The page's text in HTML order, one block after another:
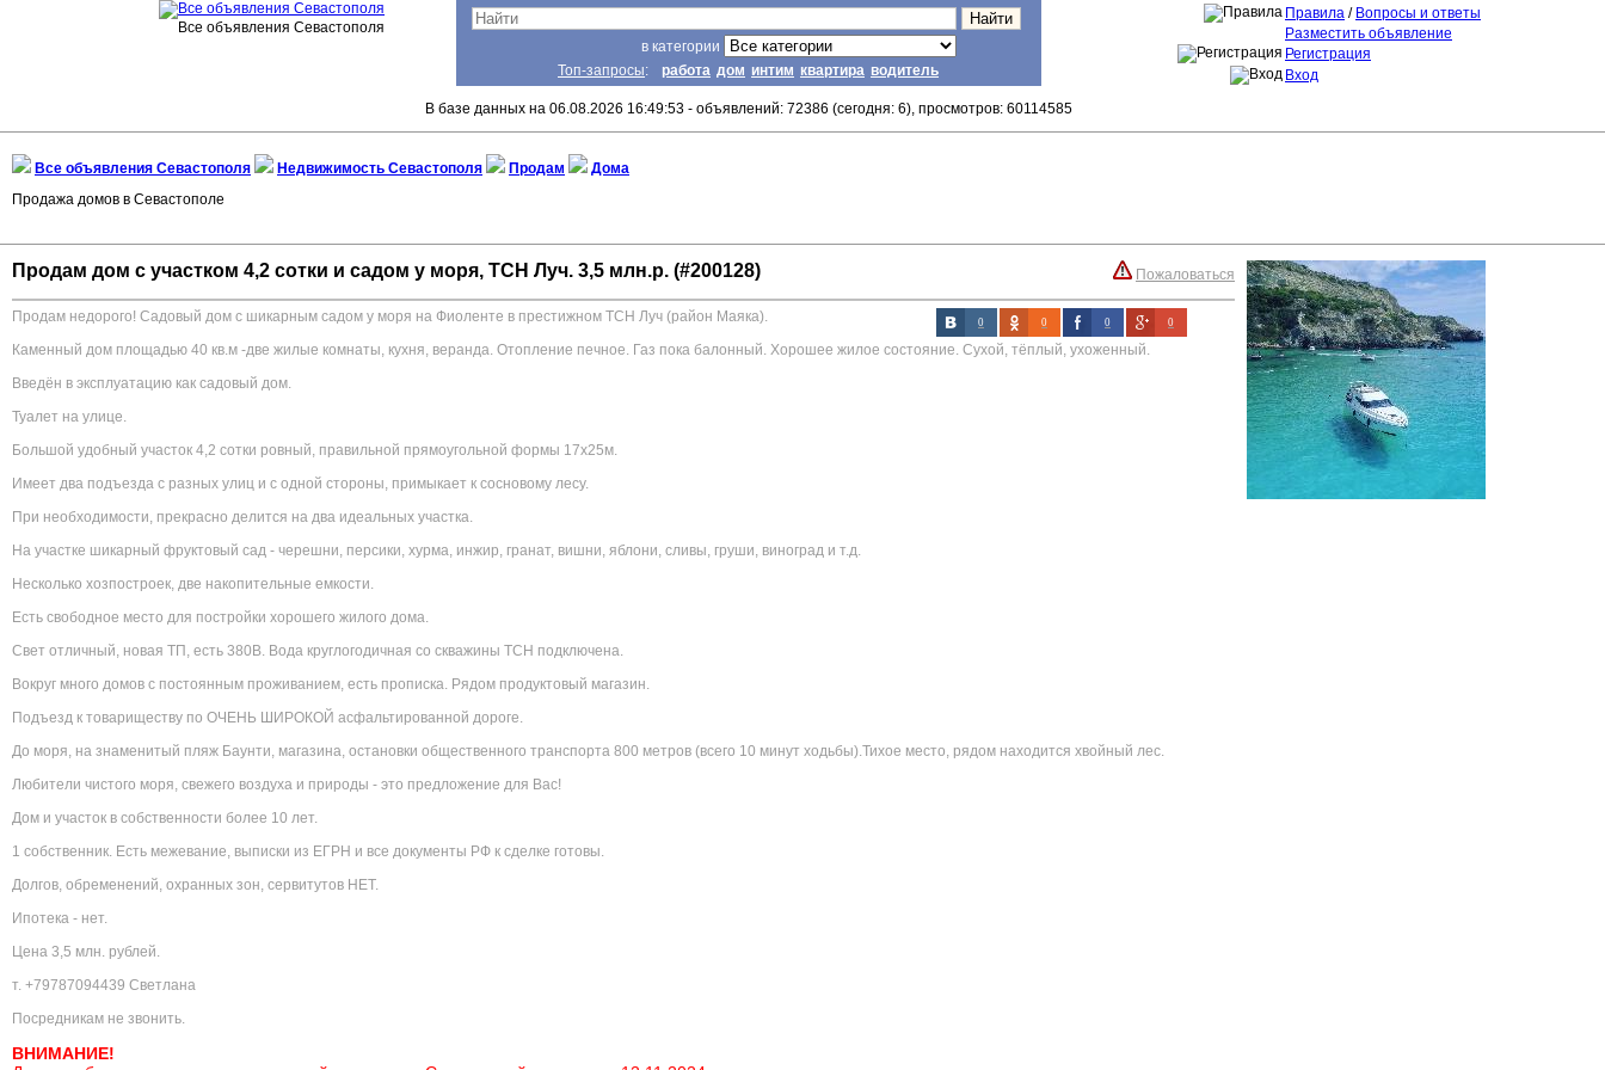
Все объявления Севастополя
в категории
Топ-запросы: работа дом интим квартира водитель
В базе данных на 06.08.2026 16:49:53 - объявлений: 72386 (сегодня: 6), просмотров: 60114585
Правила / Вопросы и ответы
Разместить объявление
Регистрация
Вход
Все объявления Севастополя Недвижимость Севастополя Продам
Дома
Продажа домов в Севастополе
Пожаловаться
Продам дом с участком 4,2 сотки и садом у моря, ТСН Луч. 3,5 млн.р. (#200128)
0 0 0 0
Продам недорого! Садовый дом с шикарным садом у моря на Фиоленте в престижном ТСН Луч (район Маяка).
Каменный дом площадью 40 кв.м -две жилые комнаты, кухня, веранда. Отопление печное. Газ пока балонный. Хорошее жилое состояние. Сухой, тёплый, ухоженный.
Введён в эксплуатацию как садовый дом.
Туалет на улице.
Большой удобный участок 4,2 сотки ровный, правильной прямоугольной формы 17х25м.
Имеет два подъезда с разных улиц и с одной стороны, примыкает к сосновому лесу.
При необходимости, прекрасно делится на два идеальных участка.
На участке шикарный фруктовый сад - черешни, персики, хурма, инжир, гранат, вишни, яблони, сливы, груши, виноград и т.д.
Несколько хозпостроек, две накопительные емкости.
Есть свободное место для постройки хорошего жилого дома.
Свет отличный, новая ТП, есть 380В. Вода круглогодичная со скважины ТСН подключена.
Вокруг много домов с постоянным проживанием, есть прописка. Рядом продуктовый магазин.
Подъезд к товариществу по ОЧЕНЬ ШИРОКОЙ асфальтированной дороге.
До моря, на знаменитый пляж Баунти, магазина, остановки общественного транспорта 800 метров (всего 10 минут ходьбы).Тихое место, рядом находится хвойный лес.
Любители чистого моря, свежего воздуха и природы - это предложение для Вас!
Дом и участок в собственности более 10 лет.
1 собственник. Есть межевание, выписки из ЕГРН и все документы РФ к сделке готовы.
Долгов, обременений, охранных зон, сервитутов НЕТ.
Ипотека - нет.
Цена 3,5 млн. рублей.
т. +79787094439 Светлана
Посредникам не звонить.
ВНИМАНИЕ!